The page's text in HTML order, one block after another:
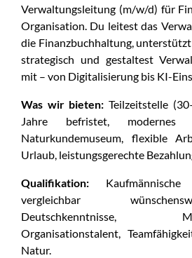
Verwaltungsleitung (m/w/d) für
Organisation. Du leitest das
die Finanzbuchhaltung,
strategisch und gestaltest
mit – von Digitalisierung bis KI-
Was wir bieten: Teilzeitstelle
Jahre befristet, modernes
Naturkundemuseum, flexible
Urlaub, leistungsgerechte
Qualifikation:
vergleichbar
Deutschkenntnisse, MS-
Organisationstalent,
Natur.